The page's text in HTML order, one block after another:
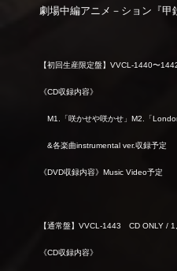
劇場中編アニメ－ション『
【初回生産限定盤】VVCL-1440〜
《CD収録内容》
M1. 「咲かせや咲かせ」M2.「
&各楽曲instrumental ver.収録予定
《DVD収録内容》Music Video予定
【通常盤】VVCL-1443 CD ONLY /
《CD収録内容》